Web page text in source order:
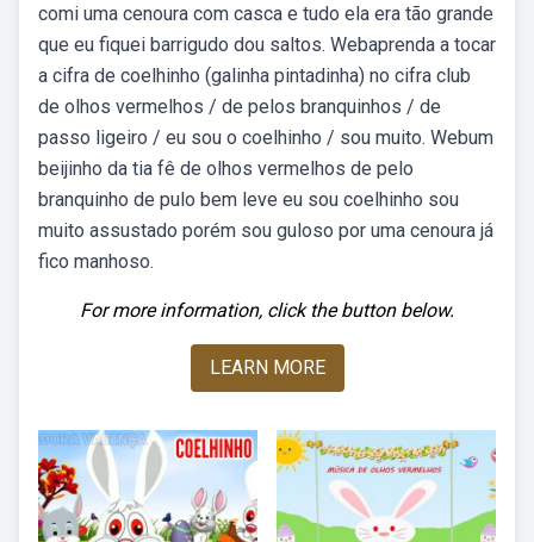
comi uma cenoura com casca e tudo ela era tão grande
que eu fiquei barrigudo dou saltos. Webaprenda a tocar
a cifra de coelhinho (galinha pintadinha) no cifra club
de olhos vermelhos / de pelos branquinhos / de
passo ligeiro / eu sou o coelhinho / sou muito. Webum
beijinho da tia fê de olhos vermelhos de pelo
branquinho de pulo bem leve eu sou coelhinho sou
muito assustado porém sou guloso por uma cenoura já
fico manhoso.
For more information, click the button below.
LEARN MORE